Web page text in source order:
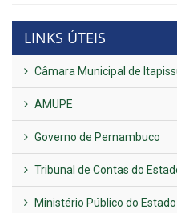
LINKS ÚTEIS
Câmara Municipal de
AMUPE
Governo de Pernambuco
Tribunal de Contas do
Ministério Público do